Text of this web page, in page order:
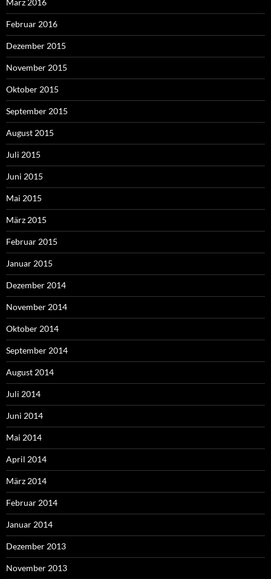
Februar 2016
Dezember 2015
November 2015
Oktober 2015
September 2015
August 2015
Juli 2015
Juni 2015
Mai 2015
März 2015
Februar 2015
Januar 2015
Dezember 2014
November 2014
Oktober 2014
September 2014
August 2014
Juli 2014
Juni 2014
Mai 2014
April 2014
März 2014
Februar 2014
Januar 2014
Dezember 2013
November 2013